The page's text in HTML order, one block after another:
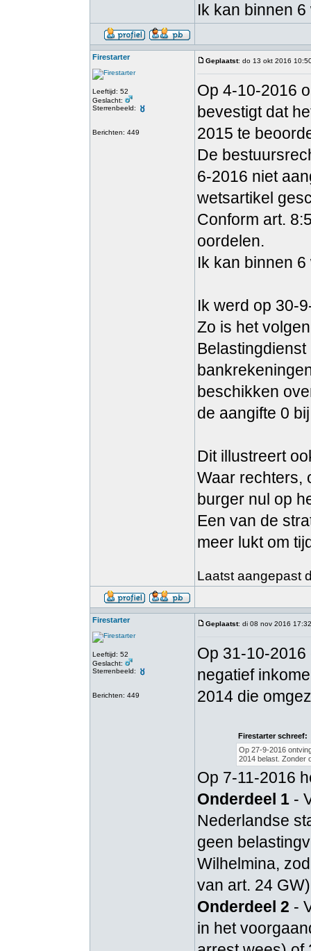
Ik kan binnen
Firestarter
Leeftijd: 52
Geslacht:
Sterrenbeeld:
Berichten: 449
Geplaatst: do 13 okt 2016
Op 4-10-2016
bevestigt dat
2015 te
De
6-2016 niet
wetsartikel
Conform art.
oordelen.
Ik kan binnen
Ik werd op 30-
Zo is het
beschikken
de aangifte 0
Dit illustreert
Waar rechters,
burger nul op
Een van de
meer lukt om
Laatst aangepast
Firestarter
Leeftijd: 52
Geslacht:
Sterrenbeeld:
Berichten: 449
Geplaatst: di 08 nov 2016 17:32
Op 31-10-
negatief
2014 die
Firestarter schreef:
Op 27-9-2016
2014 belast. Zonder
Op 7-11-2016
Onderdeel 1 -
Nederlandse
geen
Wilhelmina,
van art. 24
Onderdeel 2 -
in het